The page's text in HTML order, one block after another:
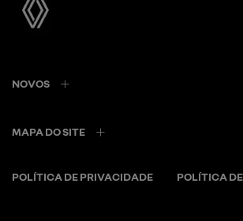
NOVOS
MAPA DO SITE
POLÍTICA DE PRIVACIDADE POLÍTICA